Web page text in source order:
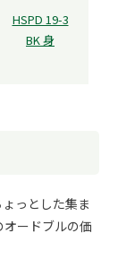
HSPD 19-3
BK 身
っとした集ま
ードブルの価